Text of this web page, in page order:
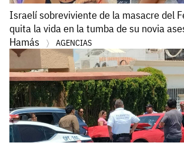
Israelí sobreviviente de la masacre del
quita la vida en la tumba de su novia
Hamás
AGENCIAS